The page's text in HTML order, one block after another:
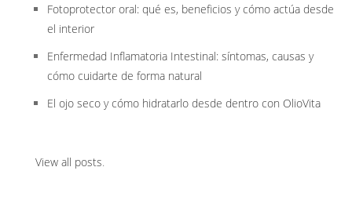
Fotoprotector oral: qué es, beneficios y cómo actúa desde
el interior
Enfermedad Inflamatoria Intestinal: síntomas, causas y
cómo cuidarte de forma natural
El ojo seco y cómo hidratarlo desde dentro con OlioVita
View all posts.